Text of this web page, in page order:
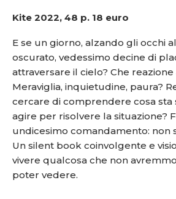
Kite 2022, 48 p. 18 euro
E se un giorno, alzando gli occhi
oscurato, vedessimo decine di
attraversare il cielo? Che
Meraviglia, inquietudine, paura?
cercare di comprendere cosa sta
agire per risolvere la situazione?
undicesimo comandamento: non
Un silent book coinvolgente e
vivere qualcosa che non
poter vedere.